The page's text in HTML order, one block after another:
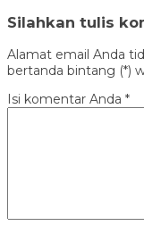
Silahkan tulis
Alamat email Anda
bertanda bintang (*)
Isi komentar Anda *